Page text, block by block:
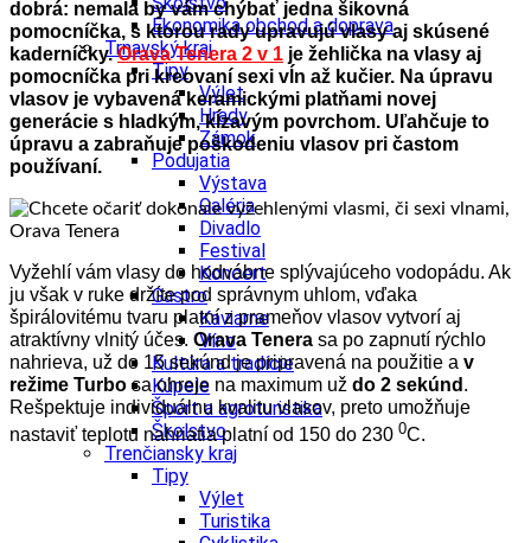
Ekonomika obchod a doprava
Trnavský kraj
Tipy
Výlet
Hrady
Zámok
Podujatia
Výstava
Galéria
Divadlo
Festival
Koncert
Gastro
Kaviarne
Víno
Kultúra a tradície
Kúpele
Šport a agroturistika
Školstvo
Trenčiansky kraj
Tipy
Výlet
Turistika
dobrá: nemala by vám chýbať jedna šikovná
pomocníčka, s ktorou rady upravujú vlasy aj skúsené
kaderníčky.Orava Tenera 2 v 1 je žehlička na vlasy aj
pomocníčka pri kreovaní sexi vĺn až kučier. Na úpravu
vlasov je vybavená keramickými platňami novej
generácie s hladkým, kĺzavým povrchom. Uľahčuje to
úpravu a zabraňuje poškodeniu vlasov pri častom
používaní.
Vyžehlí vám vlasy do hodvábne splývajúceho vodopádu. Ak
ju však v ruke držíte pod správnym uhlom, vďaka
špirálovitému tvaru platní z prameňov vlasov vytvorí aj
atraktívny vlnitý účes. Orava Tenera sa po zapnutí rýchlo
nahrieva, už do 15 sekúnd je pripravená na použitie a v
režime Turbo sa ohreje na maximum už do 2 sekúnd .
Rešpektuje individuálnu kvalitu vlasov, preto umožňuje
nastaviť teplotu nahriatia platní od 150 do 230 0C.